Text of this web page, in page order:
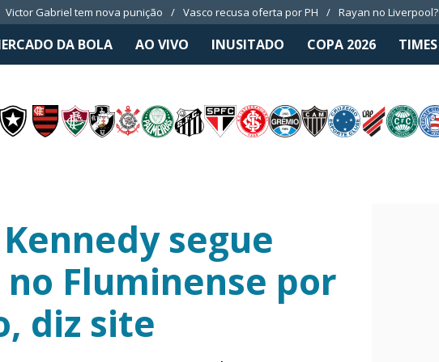
Victor Gabriel tem nova punição Vasco recusa oferta por PH Rayan no Liverpool?
DA BOLA AO VIVO INUSITADO COPA 2026 TIMES
segue
Fluminense por
diz site